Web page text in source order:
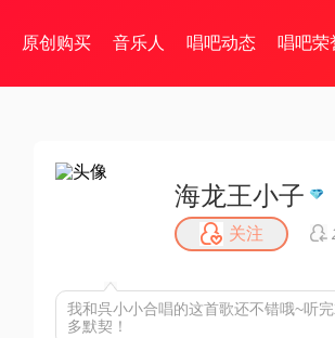
原创购买 音乐人 唱吧动态 唱吧荣
海龙王小子
关注
我和呉小小合唱的这首歌还不错哦~听
多默契！